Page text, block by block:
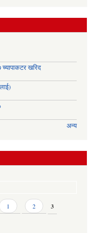
खरिद
अन्य
1 2 3